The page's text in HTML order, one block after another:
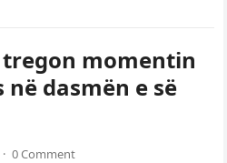
tregon momentin
dasmën e së
· 0 Comment